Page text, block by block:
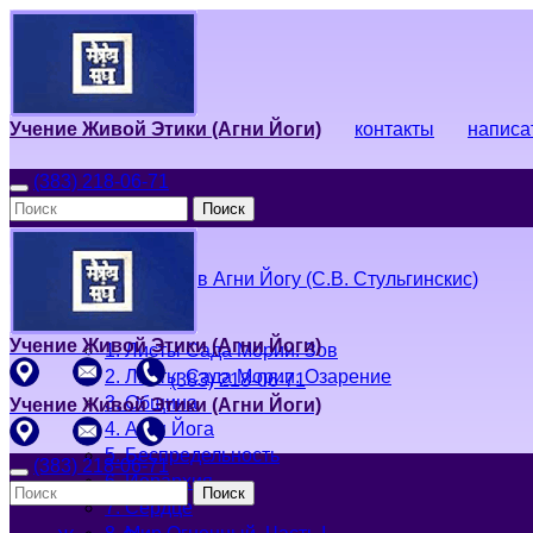
Учение Живой Этики (Агни Йоги) контакты
(383) 218-06-71
Поиск
Живая Этика
Введение в Агни Йогу (С.В. Стульгинскис)
1. Листы Сада Мории. Зов
2. Листы Сада Мории. Озарение
3. Община
4. Агни Йога
5. Беспредельность
6. Иерархия
7. Сердце
Учение Живой Этики (Агни Йоги)
(383) 218-06-71
Учение Живой Этики (Агни Йоги)
(383) 218-06-71
Поиск